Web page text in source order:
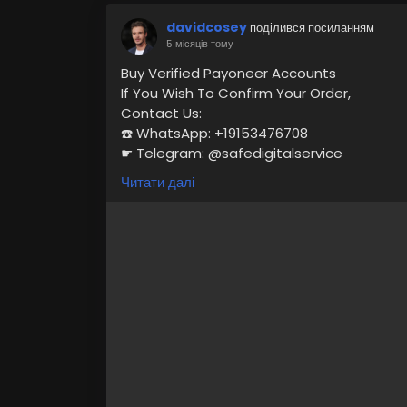
davidcosey поділився посиланням
5 місяців тому
Buy Verified Payoneer Accounts
If You Wish To Confirm Your Order,
Contact Us:
☎️ WhatsApp: +19153476708
☛ Telegram: @safedigitalservice
✉️ Gmail : safedigitalservice@gmail.com
https://safedigitalservice.com/product/
Читати далі